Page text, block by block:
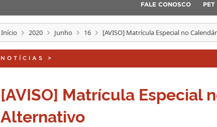
FALE CONOSCO PET
Início 2020 Junho 16 [AVISO] Matrícula Especial no
NOTÍCIAS >
[AVISO] Matrícula Especial
Alternativo